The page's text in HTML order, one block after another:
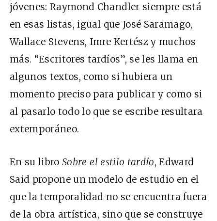
jóvenes: Raymond Chandler siempre está
en esas listas, igual que José Saramago,
Wallace Stevens, Imre Kertész y muchos
más. “Escritores tardíos”, se les llama en
algunos textos, como si hubiera un
momento preciso para publicar y como si
al pasarlo todo lo que se escribe resultara
extemporáneo.
En su libroSobre el estilo tardío, Edward
Said propone un modelo de estudio en el
que la temporalidad no se encuentra fuera
de la obra artística, sino que se construye